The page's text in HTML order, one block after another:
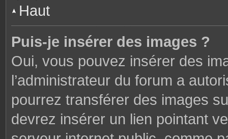
Haut
Puis-je insérer des images ?
Oui, vous pouvez insérer des
l’administrateur du forum a
pourrez transférer des images
devrez insérer un lien pointant